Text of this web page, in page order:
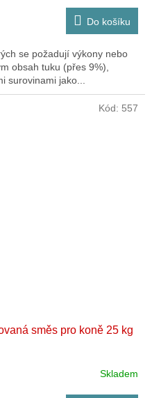
Do košíku
se požadují výkony nebo
obsah tuku (přes 9%),
surovinami jako...
směs pro koně 25 kg
Skladem
Kód: 557